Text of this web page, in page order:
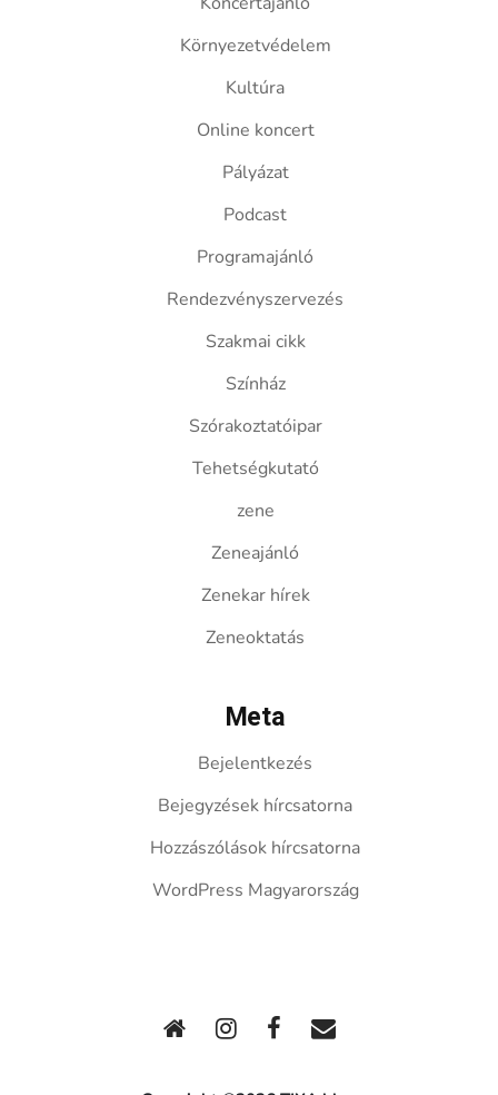
Környezetvédelem
Kultúra
Online koncert
Pályázat
Podcast
Programajánló
Rendezvényszervezés
Szakmai cikk
Színház
Szórakoztatóipar
Tehetségkutató
zene
Zeneajánló
Zenekar hírek
Zeneoktatás
Meta
Bejelentkezés
Bejegyzések hírcsatorna
Hozzászólások hírcsatorna
WordPress Magyarország